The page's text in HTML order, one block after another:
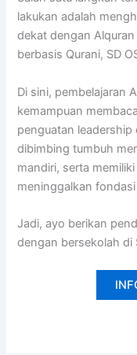
lakukan adalah
dekat dengan
berbasis Qurani, SD
Di sini, pembelajaran
kemampuan
penguatan
dibimbing tumbuh
mandiri, serta
meninggalkan
Jadi, ayo berikan
dengan bersekolah di